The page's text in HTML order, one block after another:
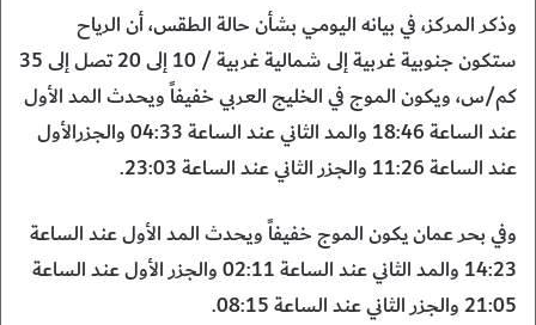
وذكر المركز، في بيانه اليومي بشأن حالة الطقس، أن الرياح
ستكون جنوبية غربية إلى شمالية غربية / 10 إلى 20 تصل إلى 35
كم/س، ويكون الموج في الخليج العربي خفيفاً ويحدث المد الأول
عند الساعة 18:46 والمد الثاني عند الساعة 04:33 والجزرالأول
عند الساعة 11:26 والجزر الثاني عند الساعة 23:03.
وفي بحر عمان يكون الموج خفيفاً ويحدث المد الأول عند الساعة
14:23 والمد الثاني عند الساعة 02:11 والجزر الأول عند الساعة
21:05 والجزر الثاني عند الساعة 08:15.